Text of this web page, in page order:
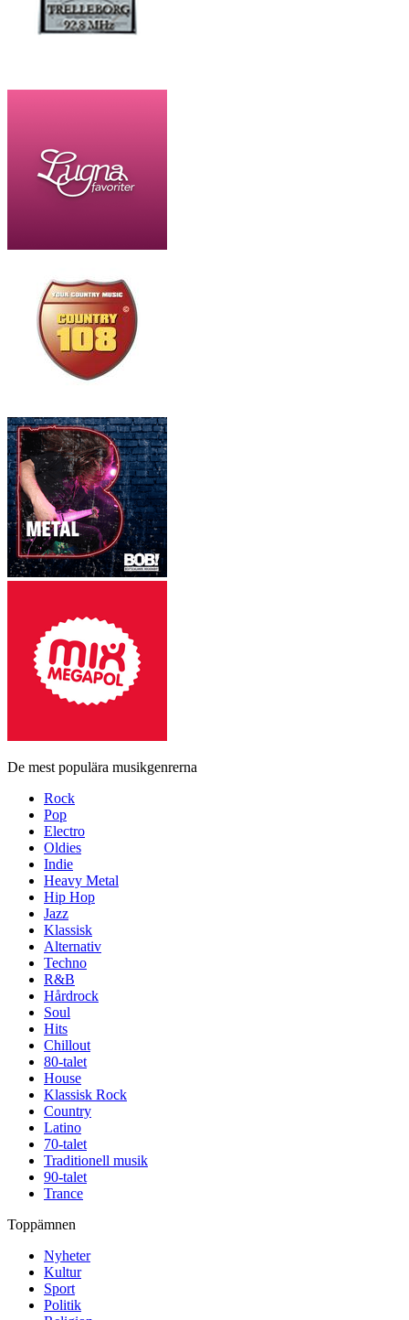
De mest populära musikgenrerna
Rock
Pop
Electro
Oldies
Indie
Heavy Metal
Hip Hop
Jazz
Klassisk
Alternativ
Techno
R&B
Hårdrock
Soul
Hits
Chillout
80-talet
House
Klassisk Rock
Country
Latino
70-talet
Traditionell musik
90-talet
Trance
Toppämnen
Nyheter
Kultur
Sport
Politik